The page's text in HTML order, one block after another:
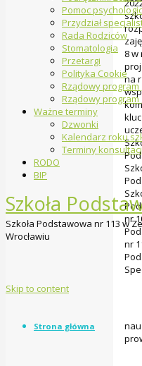
Pomoc
Przydział
Rada Rodziców
Stomatologia
Przetargi
Polityka Cookie
Rządowy program
Rządowy program
Ważne terminy
Dzwonki
Kalendarz roku
Terminy
RODO
BIP
Szkoła
Szkoła Podstawowa nr 113 w
Wrocławiu
Skip to content
Strona główna
8 w
na
nr
nr